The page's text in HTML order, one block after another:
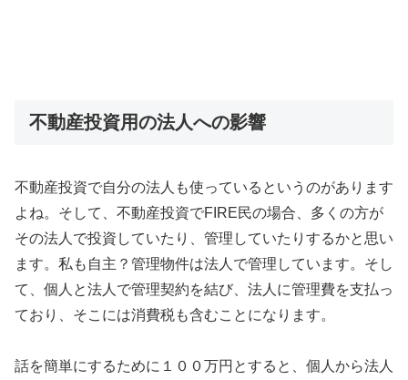
不動産投資用の法人への影響
不動産投資で自分の法人も使っているというのがあります
よね。そして、不動産投資でFIRE民の場合、多くの方が
その法人で投資していたり、管理していたりするかと思い
ます。私も自主？管理物件は法人で管理しています。そし
て、個人と法人で管理契約を結び、法人に管理費を支払っ
ており、そこには消費税も含むことになります。
話を簡単にするために１００万円とすると、個人から法人